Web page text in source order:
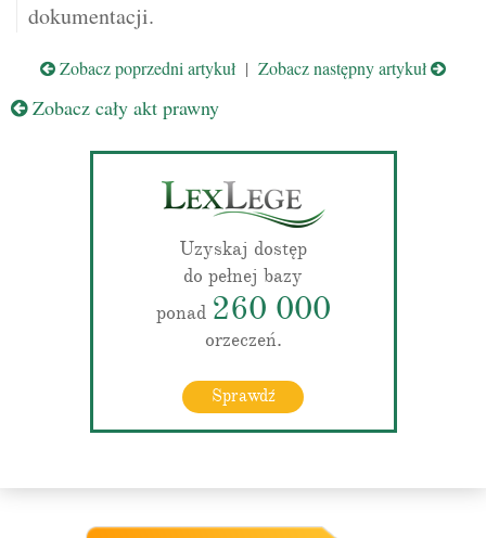
dokumentacji.
Zobacz poprzedni artykuł | Zobacz następny artykuł
Zobacz cały akt prawny
Uzyskaj dostęp
do pełnej bazy
ponad 260 000
orzeczeń.
Sprawdź